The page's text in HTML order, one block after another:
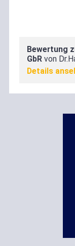
Zufriedenheit
Bewertung
GbRvon